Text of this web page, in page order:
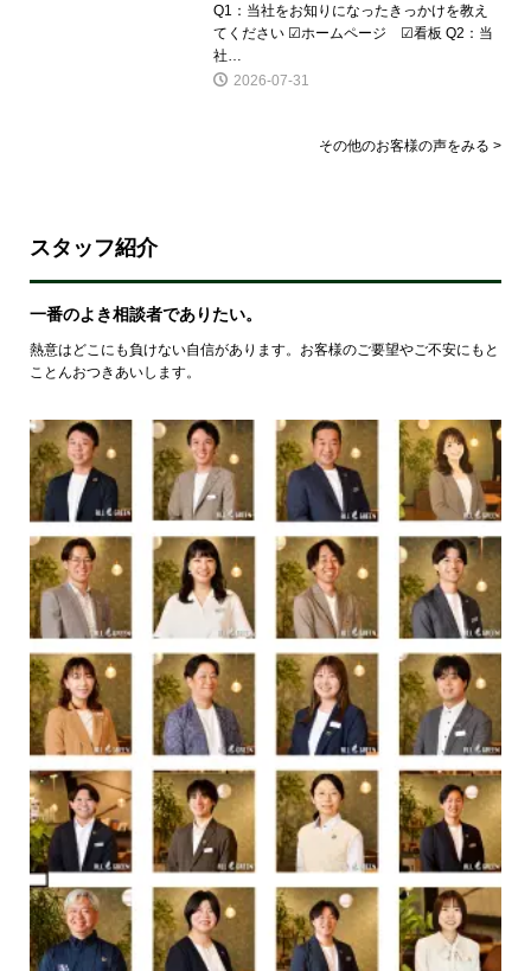
Q1：当社をお知りになったきっかけを教え
てください ☑ホームページ ☑看板 Q2：当
社…
2026-07-31
その他のお客様の声をみる >
スタッフ紹介
一番のよき相談者でありたい。
熱意はどこにも負けない自信があります。お客様のご要望やご不安にもと
ことんおつきあいします。